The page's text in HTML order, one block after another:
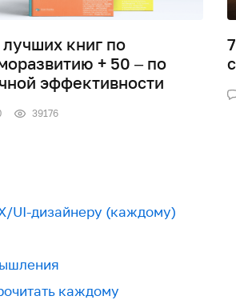
книг по
+ 50 – по
эффективности
39176
UI-дизайнеру (каждому)
каждому